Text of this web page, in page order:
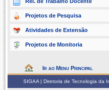
Projetos de Pesquisa
Atividades de Extensão
Projetos de Monitoria
Ir ao Menu Principal
SIGAA | Diretoria de Tecnologia da